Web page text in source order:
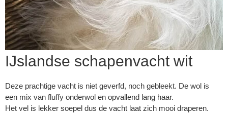
▼
IJslandse schapenvacht wit
Deze prachtige vacht is niet geverfd, noch gebleekt. De wol is
een mix van fluffy onderwol en opvallend lang haar.
Het vel is lekker soepel dus de vacht laat zich mooi draperen.